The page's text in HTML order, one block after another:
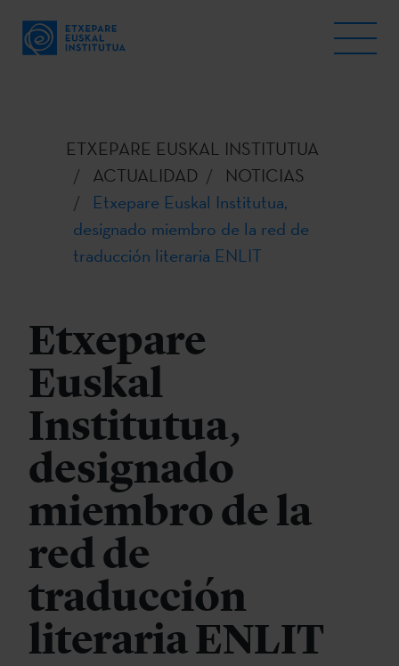
ETXEPARE EUSKAL INSTITUTUA
ACTUALIDAD
NOTICIAS
Etxepare Euskal Institutua,
designado miembro de la red de
traducción literaria ENLIT
Etxepare
Euskal
Institutua,
designado
miembro de la
red de
traducción
literaria ENLIT